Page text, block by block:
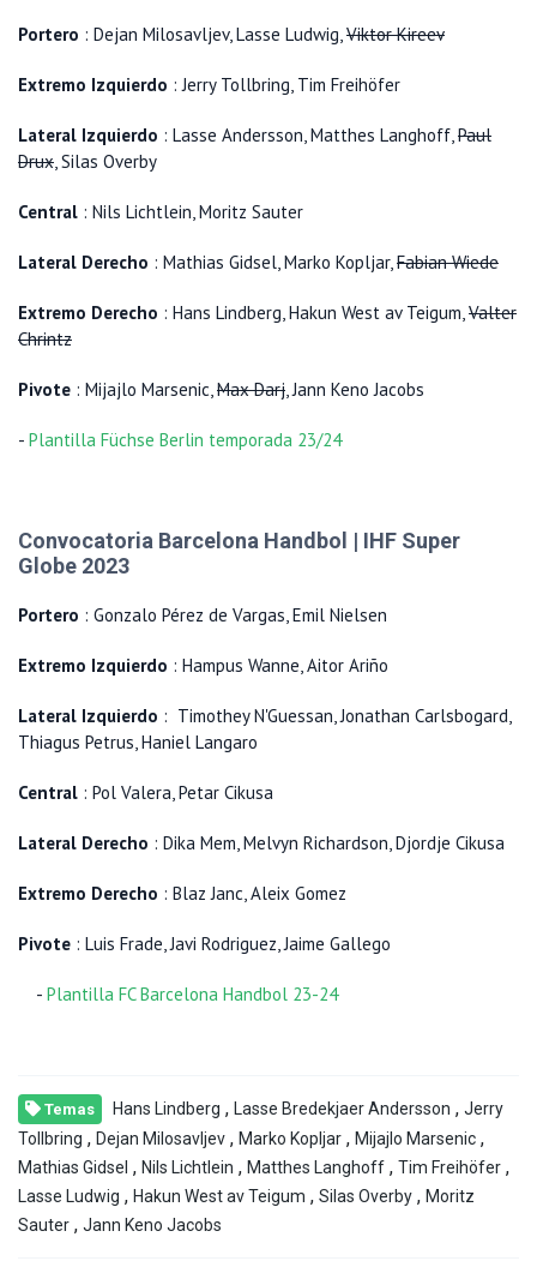
Portero : Dejan Milosavljev, Lasse Ludwig,Viktor Kireev
Extremo Izquierdo : Jerry Tollbring, Tim Freihöfer
Lateral Izquierdo : Lasse Andersson, Matthes Langhoff,Paul
Drux, Silas Overby
Central : Nils Lichtlein, Moritz Sauter
Lateral Derecho : Mathias Gidsel, Marko Kopljar,Fabian Wiede
Extremo Derecho : Hans Lindberg, Hakun West av Teigum,Valter
Chrintz
Pivote : Mijajlo Marsenic,Max Darj, Jann Keno Jacobs
- Plantilla Füchse Berlin temporada 23/24
Convocatoria Barcelona Handbol | IHF Super
Globe 2023
Portero : Gonzalo Pérez de Vargas, Emil Nielsen
Extremo Izquierdo : Hampus Wanne, Aitor Ariño
Lateral Izquierdo : Timothey N'Guessan, Jonathan Carlsbogard,
Thiagus Petrus, Haniel Langaro
Central : Pol Valera, Petar Cikusa
Lateral Derecho : Dika Mem, Melvyn Richardson, Djordje Cikusa
Extremo Derecho : Blaz Janc, Aleix Gomez
Pivote : Luis Frade, Javi Rodriguez, Jaime Gallego
- Plantilla FC Barcelona Handbol 23-24
Temas Hans Lindberg , Lasse Bredekjaer Andersson , Jerry
Tollbring , Dejan Milosavljev , Marko Kopljar , Mijajlo Marsenic ,
Mathias Gidsel , Nils Lichtlein , Matthes Langhoff , Tim Freihöfer ,
Lasse Ludwig , Hakun West av Teigum , Silas Overby , Moritz
Sauter , Jann Keno Jacobs